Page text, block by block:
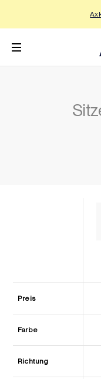
wechseln
Preis
Farbe
Richtung